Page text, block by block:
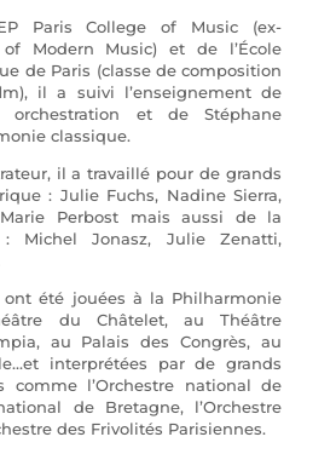
Paris College of Music (ex-
Modern Music) et de l’École
de Paris (classe de composition
il a suivi l’enseignement de
orchestration et de Stéphane
classique.
il a travaillé pour de grands
: Julie Fuchs, Nadine Sierra,
Perbost mais aussi de la
: Michel Jonasz, Julie Zenatti,
ont été jouées à la Philharmonie
du Châtelet, au Théâtre
au Palais des Congrès, au
interprétées par de grands
comme l’Orchestre national de
de Bretagne, l’Orchestre
des Frivolités Parisiennes.